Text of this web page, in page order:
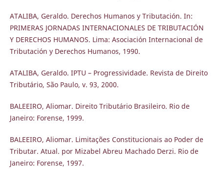
ATALIBA, Geraldo. Derechos Humanos y Tributación. In:
PRIMERAS JORNADAS INTERNACIONALES DE TRIBUTACIÓN
Y DERECHOS HUMANOS. Lima: Asociación Internacional de
Tributación y Derechos Humanos, 1990.
ATALIBA, Geraldo. IPTU – Progressividade. Revista de Direito
Tributário, São Paulo, v. 93, 2000.
BALEEIRO, Aliomar. Direito Tributário Brasileiro. Rio de
Janeiro: Forense, 1999.
BALEEIRO, Aliomar. Limitações Constitucionais ao Poder de
Tributar. Atual. por Mizabel Abreu Machado Derzi. Rio de
Janeiro: Forense, 1997.